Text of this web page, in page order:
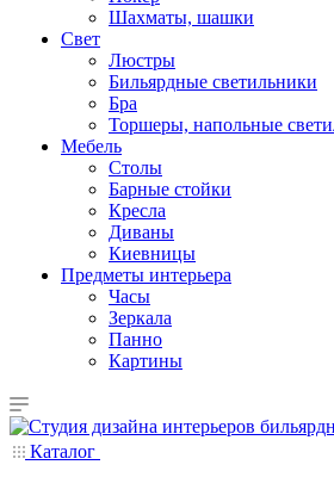
Шахматы, шашки
Свет
Люстры
Бильярдные светильники
Бра
Торшеры, напольные
Мебель
Столы
Барные стойки
Кресла
Диваны
Киевницы
Предметы интерьера
Часы
Зеркала
Панно
Картины
Каталог